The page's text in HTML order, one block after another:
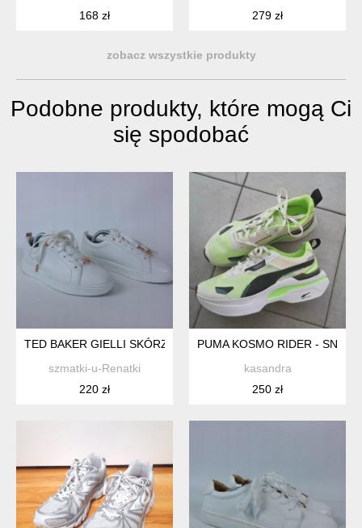
168 zł
279 zł
zobacz wszystkie produkty
Podobne produkty, które mogą Ci
się spodobać
TED BAKER GIELLI SKÓRZANE TENISÓWKI 36 / 22,5 CM
szmatki-u-Renatki
220 zł
PUMA KOSMO RIDER -
kasandra
250 zł